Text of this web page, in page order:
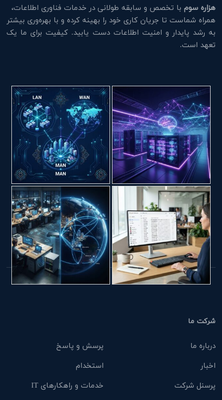
هزاره سوم با تخصص و سابقه طولانی در خدمات فناوری اطلاعات،
همراه شماست تا جریان کاری خود را بهینه کرده و با بهره‌وری بیشتر
به رشد پایدار و امنیت اطلاعات دست یابید. کیفیت برای ما یک
تعهد است.
شرکت ما
درباره ما
پرسش و پاسخ
اخبار
استخدام
پرسنل شرکت
خدمات و راهکارهای IT